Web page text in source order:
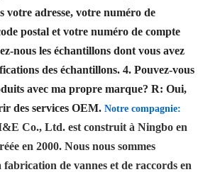
votre adresse, votre numéro de
postal et votre numéro de compte
nous les échantillons dont vous avez
des échantillons. 4. Pouvez-vous
avec ma propre marque? R: Oui,
des services OEM. Notre compagnie:
Co., Ltd. est construit à Ningbo en
en 2000. Nous nous sommes
fabrication de vannes et de raccords en